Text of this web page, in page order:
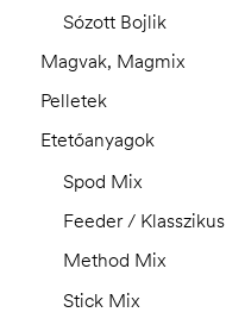
Sózott Bojlik
Magvak, Magmix
Pelletek
Etetőanyagok
Spod Mix
Feeder / Klasszikus
Method Mix
Stick Mix